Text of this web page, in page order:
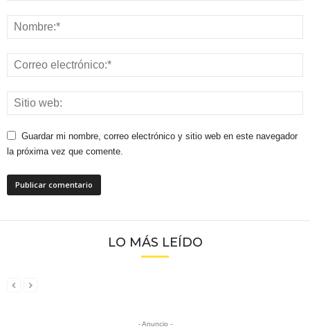
Guardar mi nombre, correo electrónico y sitio web en este navegador
la próxima vez que comente.
LO MÁS LEÍDO
- Anuncio -